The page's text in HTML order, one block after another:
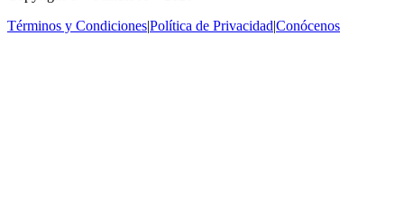
Términos y Condiciones|Política de Privacidad|Conócenos